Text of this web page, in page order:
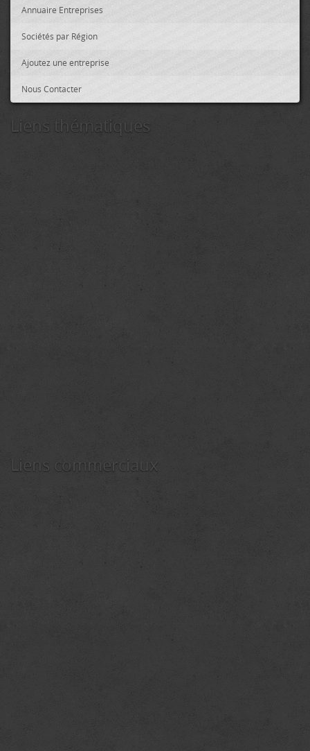
Annuaire Entreprises
Sociétés par Région
Ajoutez une entreprise
Nous Contacter
Liens thématiques
Liens commerciaux